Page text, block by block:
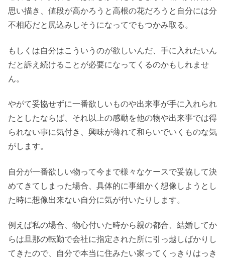
思い描き、値段が高かろうと高根の花だろうと自分には分
不相応だと尻込みしそうになってでもつかみ取る。
もしくは自分はこういうのが欲しいんだ、手に入れたいん
だと訴え続けることが必要になってくるのかもしれませ
ん。
やがて妥協せずに一番欲しいものや出来事が手に入れられ
たとしたならば、それ以上の感動を他の物や出来事では得
られない事に気付き、興味が薄れて和らいでいくものな気
がします。
自分が一番欲しい物って今まで様々なケースで妥協して決
めてきてしまった場合、具体的に事細かく想像しようとし
た時に想像出来ない自分に気が付いたりします。
例えば私の場合、物心付いた時から親の都合、結婚してか
らは旦那の転勤で会社に指定された所に引っ越しばかりし
てきたので、自分で本当に住みたい家ってくっきりはっき